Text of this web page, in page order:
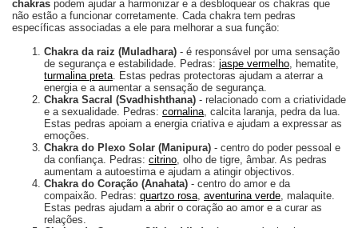
chakras podem ajudar a harmonizar e a desbloquear os chakras que
não estão a funcionar corretamente. Cada chakra tem pedras
específicas associadas a ele para melhorar a sua função:
Chakra da raiz (Muladhara) - é responsável por uma sensação
de segurança e estabilidade. Pedras: jaspe vermelho , hematite,
turmalina preta . Estas pedras protectoras ajudam a aterrar a
energia e a aumentar a sensação de segurança.
Chakra Sacral (Svadhishthana) - relacionado com a criatividade
e a sexualidade. Pedras: cornalina , calcita laranja, pedra da lua.
Estas pedras apoiam a energia criativa e ajudam a expressar as
emoções.
Chakra do Plexo Solar (Manipura) - centro do poder pessoal e
da confiança. Pedras: citrino , olho de tigre, âmbar. As pedras
aumentam a autoestima e ajudam a atingir objectivos.
Chakra do Coração (Anahata) - centro do amor e da
compaixão. Pedras: quartzo rosa aventurina verde , malaquite.
Estas pedras ajudam a abrir o coração ao amor e a curar as
relações.